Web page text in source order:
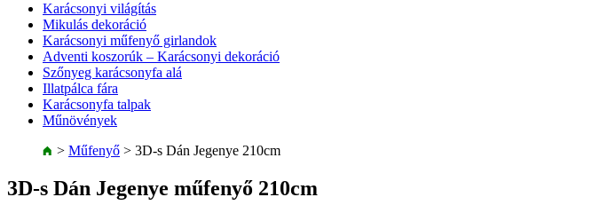
Karácsonyi világítás
Mikulás dekoráció
Karácsonyi műfenyő girlandok
Adventi koszorúk – Karácsonyi dekoráció
Szőnyeg karácsonyfa alá
Illatpálca fára
Karácsonyfa talpak
Műnövények
> Műfenyő > 3D-s Dán Jegenye 210cm
3D-s Dán Jegenye műfenyő 210cm